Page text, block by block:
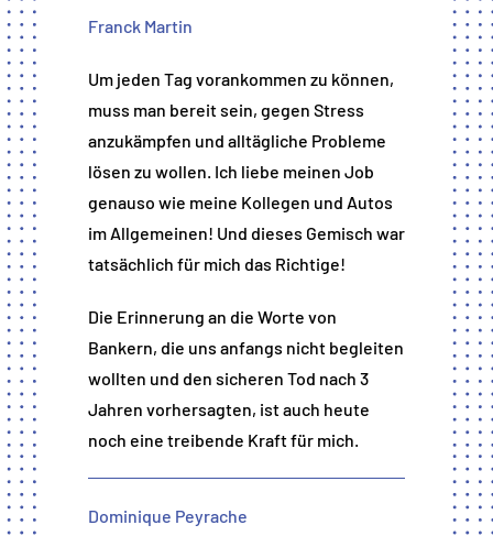
Franck Martin
Um jeden Tag vorankommen zu können,
muss man bereit sein, gegen Stress
anzukämpfen und alltägliche Probleme
lösen zu wollen. Ich liebe meinen Job
genauso wie meine Kollegen und Autos
im Allgemeinen! Und dieses Gemisch war
tatsächlich für mich das Richtige!
Die Erinnerung an die Worte von
Bankern, die uns anfangs nicht begleiten
wollten und den sicheren Tod nach 3
Jahren vorhersagten, ist auch heute
noch eine treibende Kraft für mich.
Dominique Peyrache